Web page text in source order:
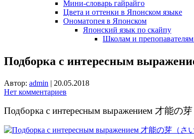
Мини-словарь гайрайго
Цвета и оттенки в Японском языке
Ономатопея в Японском
Японский язык по скайпу
Школам и препопавателям
Подборка с интересным
Автор: admin | 20.05.2018
Нет комментариев
Подборка с интересным выражением 才能の